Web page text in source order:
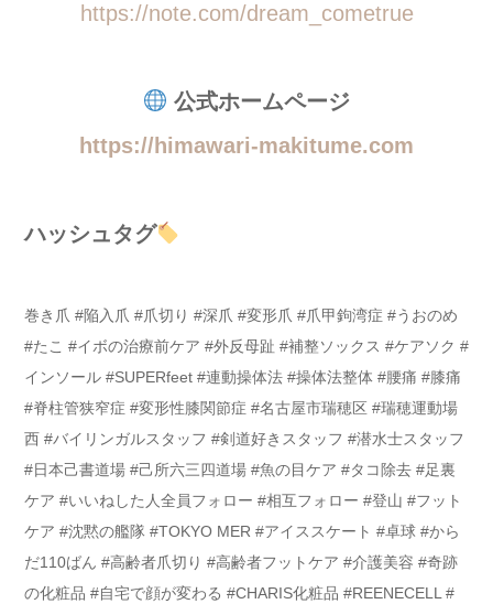
https://note.com/dream_cometrue
公式ホームページ
https://himawari-makitume.com
ハッシュタグ
巻き爪 #陥入爪 #爪切り #深爪 #変形爪 #爪甲鉤湾症 #うおのめ
#たこ #イボの治療前ケア #外反母趾 #補整ソックス #ケアソク #
インソール #SUPERfeet #連動操体法 #操体法整体 #腰痛 #膝痛
#脊柱管狭窄症 #変形性膝関節症 #名古屋市瑞穂区 #瑞穂運動場
西 #バイリンガルスタッフ #剣道好きスタッフ #潜水士スタッフ
#日本己書道場 #己所六三四道場 #魚の目ケア #タコ除去 #足裏
ケア #いいねした人全員フォロー #相互フォロー #登山 #フット
ケア #沈黙の艦隊 #TOKYO MER #アイススケート #卓球 #から
だ110ばん #高齢者爪切り #高齢者フットケア #介護美容 #奇跡
の化粧品 #自宅で顔が変わる #CHARIS化粧品 #REENECELL #